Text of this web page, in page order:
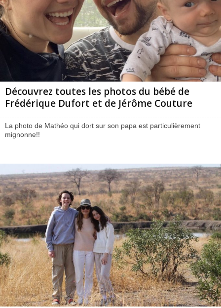
Découvrez toutes les photos du bébé de
Frédérique Dufort et de Jérôme Couture
La photo de Mathéo qui dort sur son papa est particulièrement
mignonne!!